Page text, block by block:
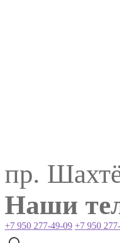
пр.
Наши
+7 950 277-49-09 +7 950